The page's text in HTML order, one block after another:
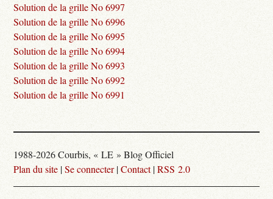
Solution de la grille No 6997
Solution de la grille No 6996
Solution de la grille No 6995
Solution de la grille No 6994
Solution de la grille No 6993
Solution de la grille No 6992
Solution de la grille No 6991
1988-2026 Courbis, « LE » Blog Officiel
Plan du site |Se connecter|Contact|RSS 2.0